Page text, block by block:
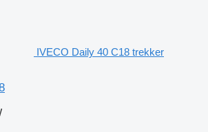
IVECO Daily 40 C18 trekker